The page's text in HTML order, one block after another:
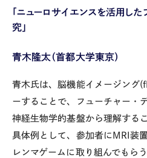
「ニューロサイエンスを活用した
究」
青木隆太（首都大学東京）
青木氏は、脳機能イメージング
ーすることで、フューチャー・
神経生物学的基盤から理解する
具体例として、参加者に MRI装
レンマゲームに取り組んでもら